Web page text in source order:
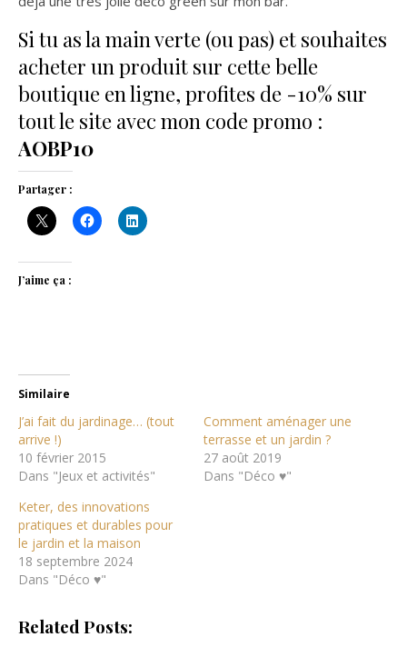
Si tu as la main verte (ou pas) et souhaites
acheter un produit sur cette belle
boutique en ligne, profites de -10% sur
tout le site avec mon code promo :
AOBP10
Partager :
J’aime ça :
Similaire
J’ai fait du jardinage… (tout
arrive !)
10 février 2015
Dans "Jeux et activités"
Comment aménager une
terrasse et un jardin ?
27 août 2019
Dans "Déco ♥"
Keter, des innovations
pratiques et durables pour
le jardin et la maison
18 septembre 2024
Dans "Déco ♥"
Related Posts: